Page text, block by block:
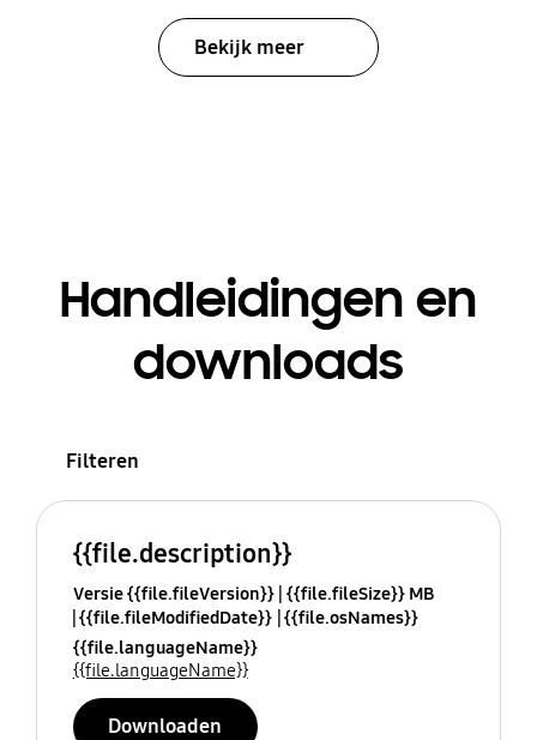
Bekijk meer
Handleidingen en
downloads
Filteren
{{file.description}}
Versie {{file.fileVersion}} {{file.fileSize}} MB
{{file.fileModifiedDate}} {{file.osNames}}
{{file.languageName}}
{{file.languageName}}
Downloaden